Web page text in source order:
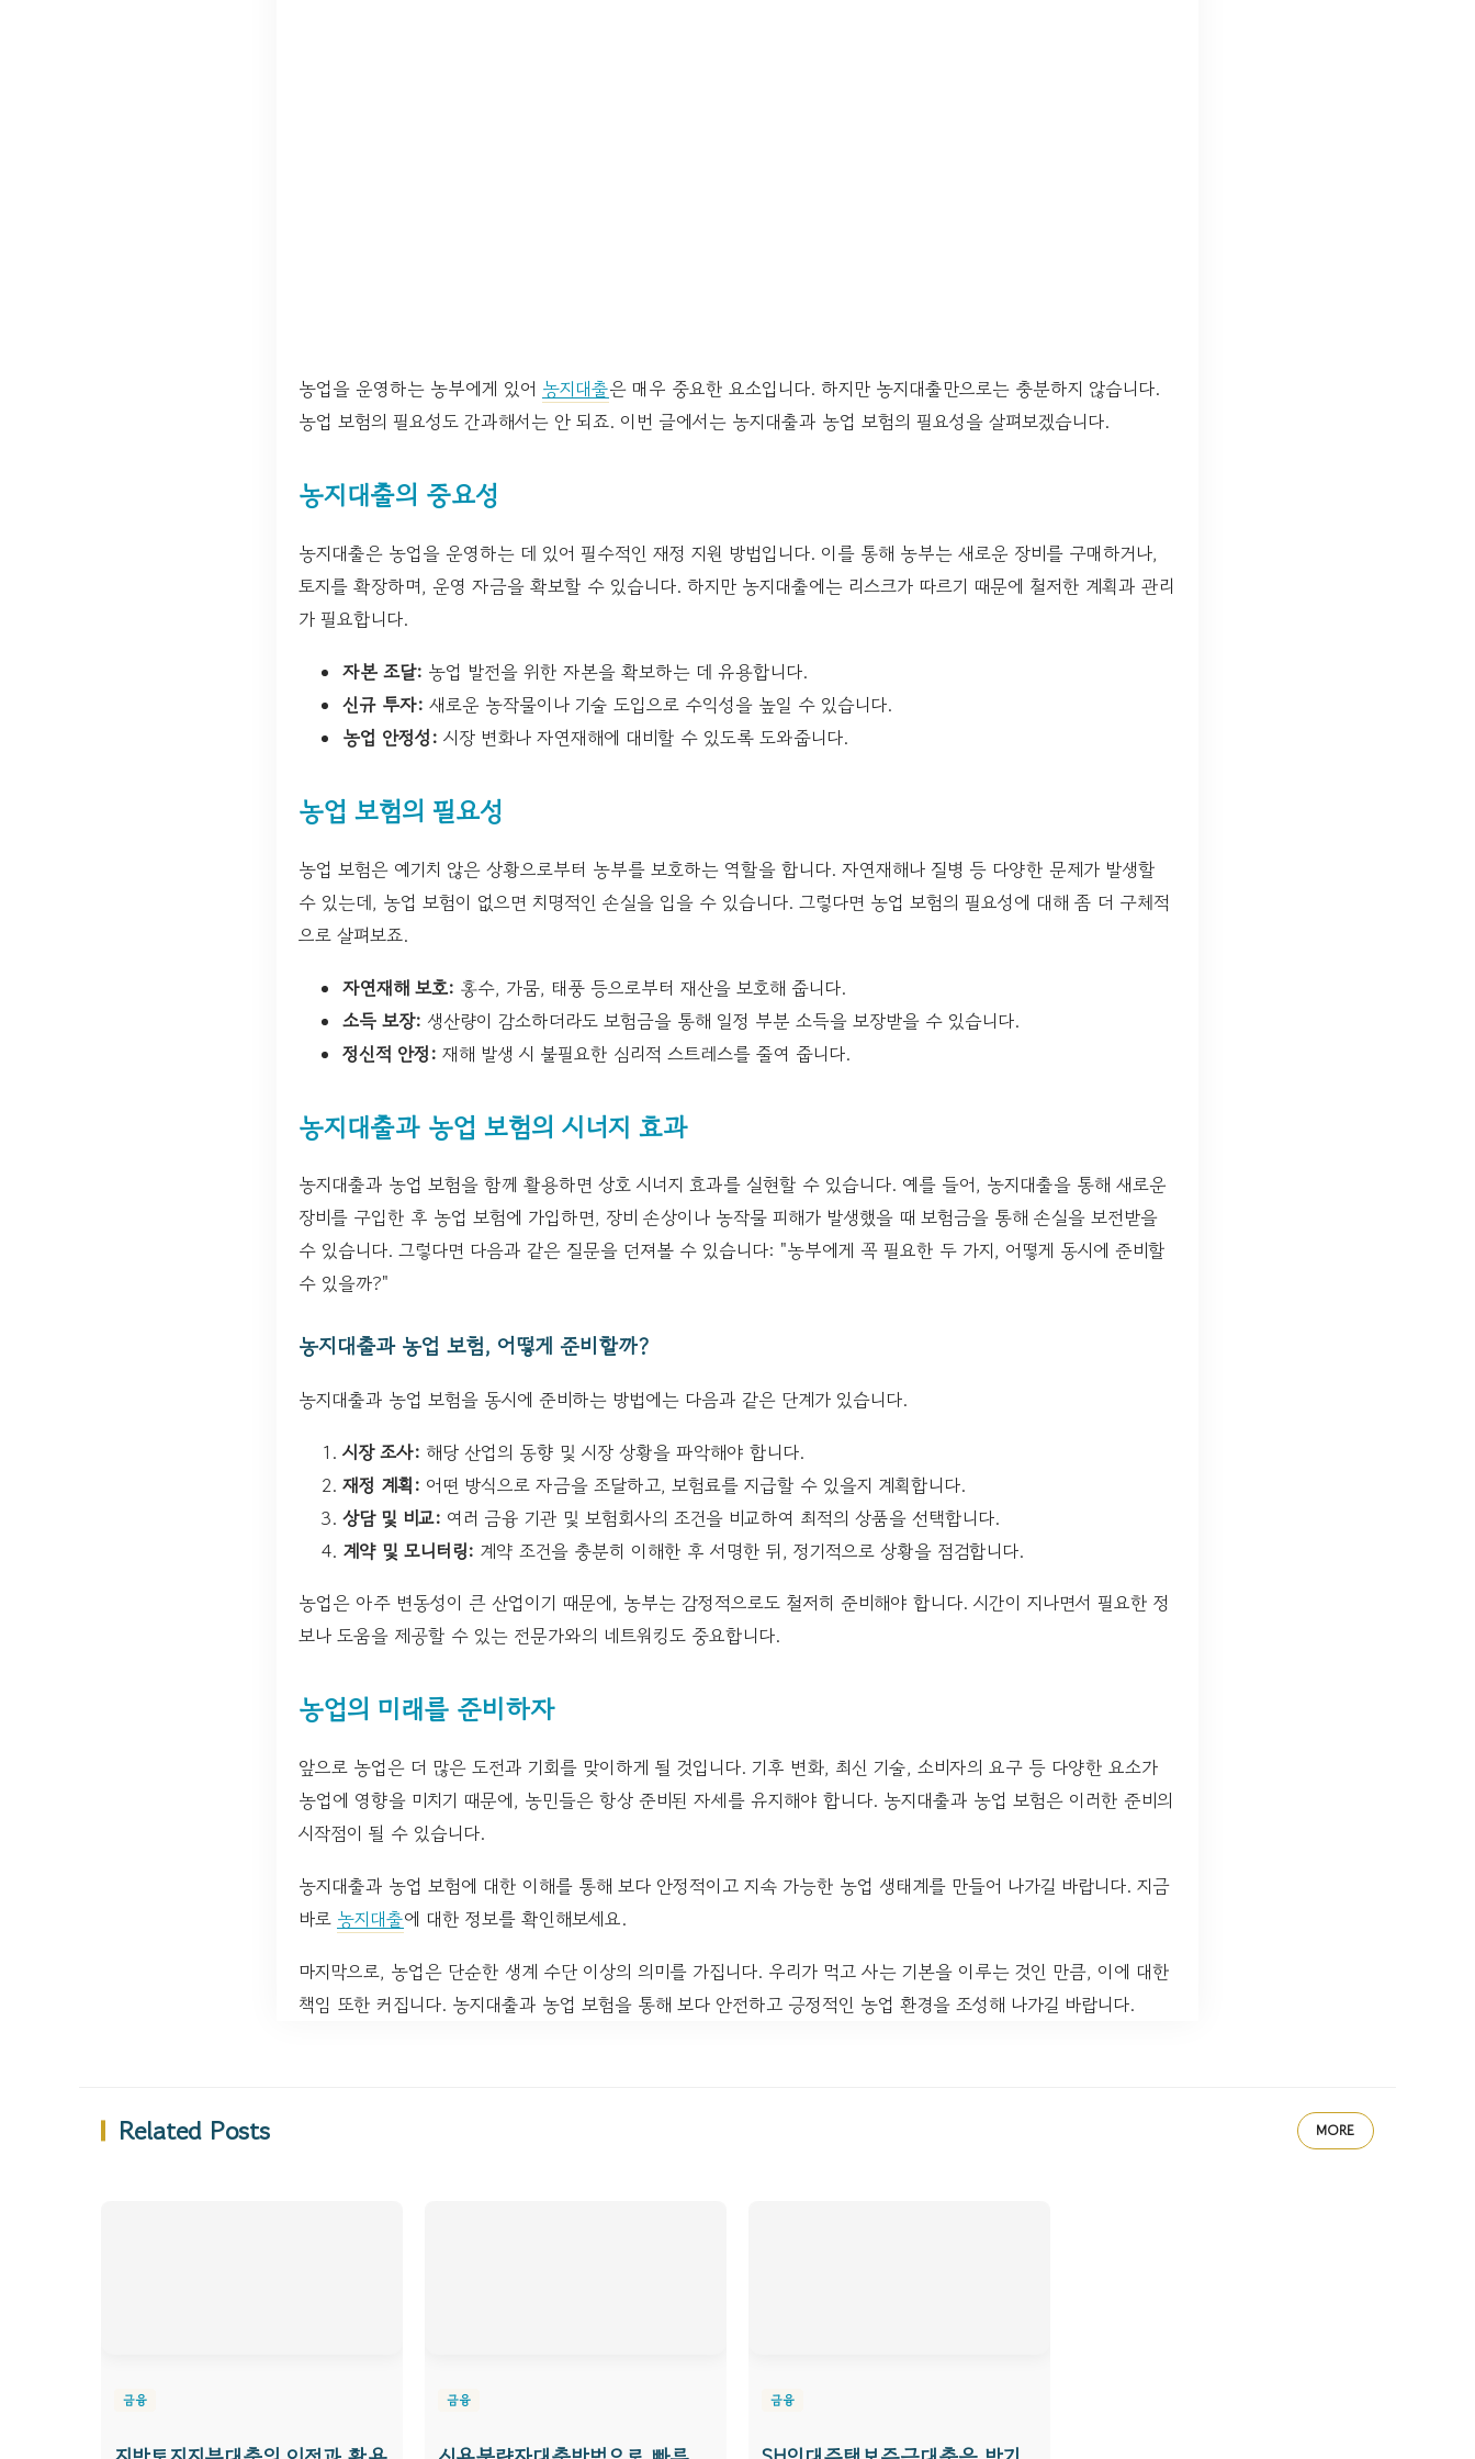
농업을 운영하는 농부에게 있어 농지대출은 매우 중요한 요소입니다. 하지만 농지대출만으로는 충분하지 않습니다.
농업 보험의 필요성도 간과해서는 안 되죠. 이번 글에서는 농지대출과 농업 보험의 필요성을 살펴보겠습니다.
농지대출의 중요성
농지대출은 농업을 운영하는 데 있어 필수적인 재정 지원 방법입니다. 이를 통해 농부는 새로운 장비를 구매하거나,
토지를 확장하며, 운영 자금을 확보할 수 있습니다. 하지만 농지대출에는 리스크가 따르기 때문에 철저한 계획과 관리
가 필요합니다.
자본 조달: 농업 발전을 위한 자본을 확보하는 데 유용합니다.
신규 투자: 새로운 농작물이나 기술 도입으로 수익성을 높일 수 있습니다.
농업 안정성: 시장 변화나 자연재해에 대비할 수 있도록 도와줍니다.
농업 보험의 필요성
농업 보험은 예기치 않은 상황으로부터 농부를 보호하는 역할을 합니다. 자연재해나 질병 등 다양한 문제가 발생할
수 있는데, 농업 보험이 없으면 치명적인 손실을 입을 수 있습니다. 그렇다면 농업 보험의 필요성에 대해 좀 더 구체적
으로 살펴보죠.
자연재해 보호: 홍수, 가뭄, 태풍 등으로부터 재산을 보호해 줍니다.
소득 보장: 생산량이 감소하더라도 보험금을 통해 일정 부분 소득을 보장받을 수 있습니다.
정신적 안정: 재해 발생 시 불필요한 심리적 스트레스를 줄여 줍니다.
농지대출과 농업 보험의 시너지 효과
농지대출과 농업 보험을 함께 활용하면 상호 시너지 효과를 실현할 수 있습니다. 예를 들어, 농지대출을 통해 새로운
장비를 구입한 후 농업 보험에 가입하면, 장비 손상이나 농작물 피해가 발생했을 때 보험금을 통해 손실을 보전받을
수 있습니다. 그렇다면 다음과 같은 질문을 던져볼 수 있습니다: "농부에게 꼭 필요한 두 가지, 어떻게 동시에 준비할
수 있을까?"
농지대출과 농업 보험, 어떻게 준비할까?
농지대출과 농업 보험을 동시에 준비하는 방법에는 다음과 같은 단계가 있습니다.
시장 조사: 해당 산업의 동향 및 시장 상황을 파악해야 합니다.
재정 계획: 어떤 방식으로 자금을 조달하고, 보험료를 지급할 수 있을지 계획합니다.
상담 및 비교: 여러 금융 기관 및 보험회사의 조건을 비교하여 최적의 상품을 선택합니다.
계약 및 모니터링: 계약 조건을 충분히 이해한 후 서명한 뒤, 정기적으로 상황을 점검합니다.
농업은 아주 변동성이 큰 산업이기 때문에, 농부는 감정적으로도 철저히 준비해야 합니다. 시간이 지나면서 필요한 정
보나 도움을 제공할 수 있는 전문가와의 네트워킹도 중요합니다.
농업의 미래를 준비하자
앞으로 농업은 더 많은 도전과 기회를 맞이하게 될 것입니다. 기후 변화, 최신 기술, 소비자의 요구 등 다양한 요소가
농업에 영향을 미치기 때문에, 농민들은 항상 준비된 자세를 유지해야 합니다. 농지대출과 농업 보험은 이러한 준비의
시작점이 될 수 있습니다.
농지대출과 농업 보험에 대한 이해를 통해 보다 안정적이고 지속 가능한 농업 생태계를 만들어 나가길 바랍니다. 지금
바로 농지대출에 대한 정보를 확인해보세요.
마지막으로, 농업은 단순한 생계 수단 이상의 의미를 가집니다. 우리가 먹고 사는 기본을 이루는 것인 만큼, 이에 대한
책임 또한 커집니다. 농지대출과 농업 보험을 통해 보다 안전하고 긍정적인 농업 환경을 조성해 나가길 바랍니다.
Related Posts MORE
금융 금융 금융